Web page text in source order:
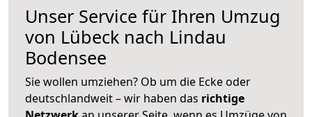
Unser Service für Ihren Umzug
von Lübeck nach Lindau
Bodensee
Sie wollen umziehen? Ob um die Ecke oder
deutschlandweit – wir haben das richtige